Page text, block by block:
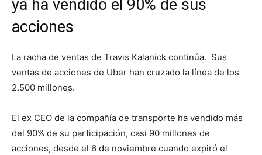
ya ha vendido el 90% de sus
acciones
La racha de ventas de Travis Kalanick continúa. Sus
ventas de acciones de Uber han cruzado la línea de los
2.500 millones.
El ex CEO de la compañía de transporte ha vendido más
del 90% de su participación, casi 90 millones de
acciones, desde el 6 de noviembre cuando expiró el